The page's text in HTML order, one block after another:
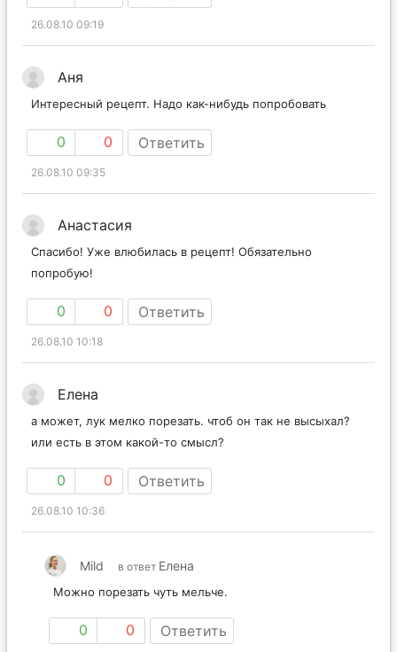
26.08.10 09:19
Аня
Интересный рецепт. Надо как-нибудь попробовать
0 0 Ответить
26.08.10 09:35
Анастасия
Спасибо! Уже влюбилась в рецепт! Обязательно
попробую!
0 0 Ответить
26.08.10 10:18
Елена
а может, лук мелко порезать. чтоб он так не высыхал?
или есть в этом какой-то смысл?
0 0 Ответить
26.08.10 10:36
Mild в ответ Елена
Можно порезать чуть мельче.
0 0 Ответить